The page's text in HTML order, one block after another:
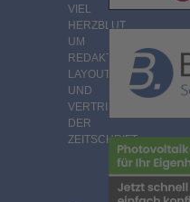
VIEL
HERZBLUT
UM
REDAKTION,
LAYOUT
UND
VERTRIEB
DER
ZEITSCHRIFT.